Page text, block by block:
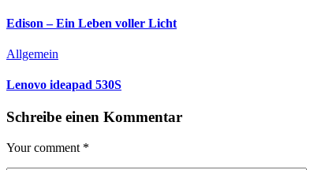
Edison – Ein Leben voller Licht
Allgemein
Lenovo ideapad 530S
Schreibe einen Kommentar
Your comment *